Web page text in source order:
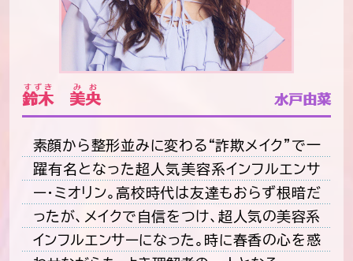
鈴木
すずき
美央
みお
水戸由菜
素顔から整形並みに変わる“詐欺メイク”で一
躍有名となった超人気美容系インフルエンサ
ー・ミオリン。高校時代は友達もおらず根暗だ
ったが、メイクで自信をつけ、超人気の美容系
インフルエンサーになった。時に春香の心を惑